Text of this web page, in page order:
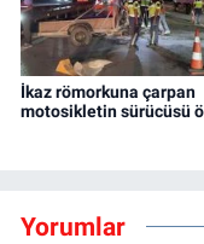
İkaz römorkuna çarpan
motosikletin sürücüsü
Yorumlar